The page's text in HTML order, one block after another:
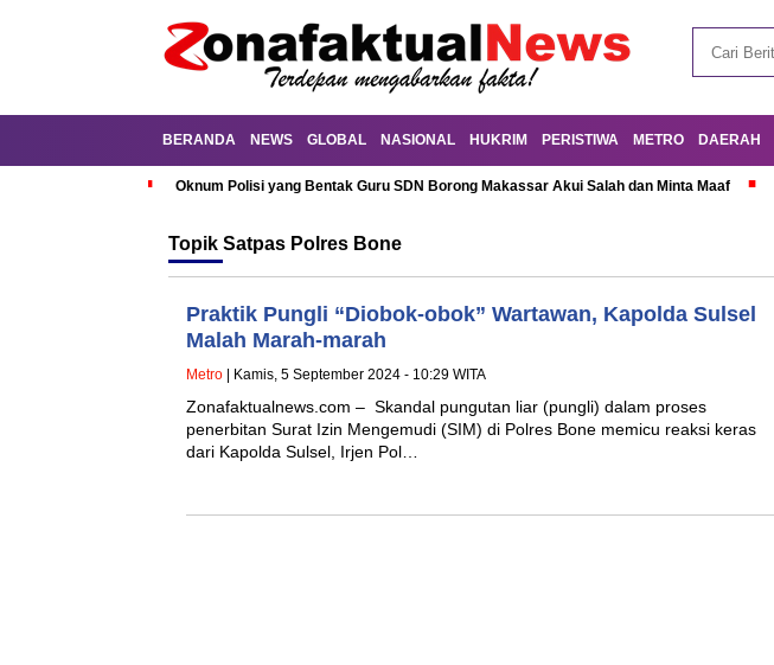
BERANDA NEWS GLOBAL NASIONAL HUKRIM PERISTIWA METRO DAERAH
Oknum Polisi yang Bentak Guru SDN Borong Makassar Akui Salah dan Minta Maaf
Topik Satpas Polres Bone
Praktik Pungli “Diobok-obok” Wartawan, Kapolda Sulsel
Malah Marah-marah
Metro | Kamis, 5 September 2024 - 10:29 WITA
Zonafaktualnews.com – Skandal pungutan liar (pungli) dalam proses
penerbitan Surat Izin Mengemudi (SIM) di Polres Bone memicu reaksi keras
dari Kapolda Sulsel, Irjen Pol…